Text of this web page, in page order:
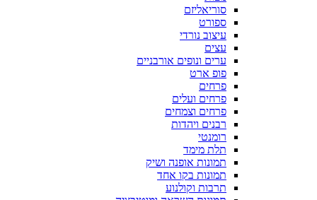
סוריאליזם
ספורט
עיצוב נורדי
עצים
ערים ונופים אורבניים
פופ ארט
פרחים
פרחים ועלים
פרחים וצמחים
רבנים ויהדות
רומנטי
תלת מימד
תמונות אופנה ושיק
תמונות בקו אחד
תרבות וקולנוע